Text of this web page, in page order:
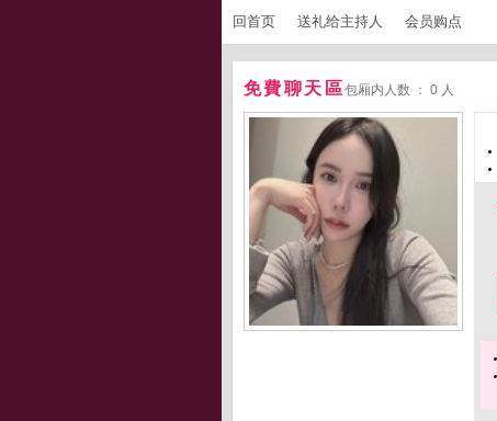
回首页 送礼给主持人 会员购点
免費聊天區包厢内人数 ： 0 人